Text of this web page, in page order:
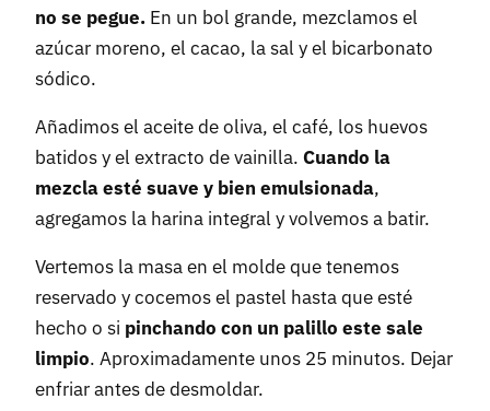
no se pegue. En un bol grande, mezclamos el
azúcar moreno, el cacao, la sal y el bicarbonato
sódico.
Añadimos el aceite de oliva, el café, los huevos
batidos y el extracto de vainilla. Cuando la
mezcla esté suave y bien emulsionada,
agregamos la harina integral y volvemos a batir.
Vertemos la masa en el molde que tenemos
reservado y cocemos el pastel hasta que esté
hecho o si pinchando con un palillo este sale
limpio. Aproximadamente unos 25 minutos. Dejar
enfriar antes de desmoldar.